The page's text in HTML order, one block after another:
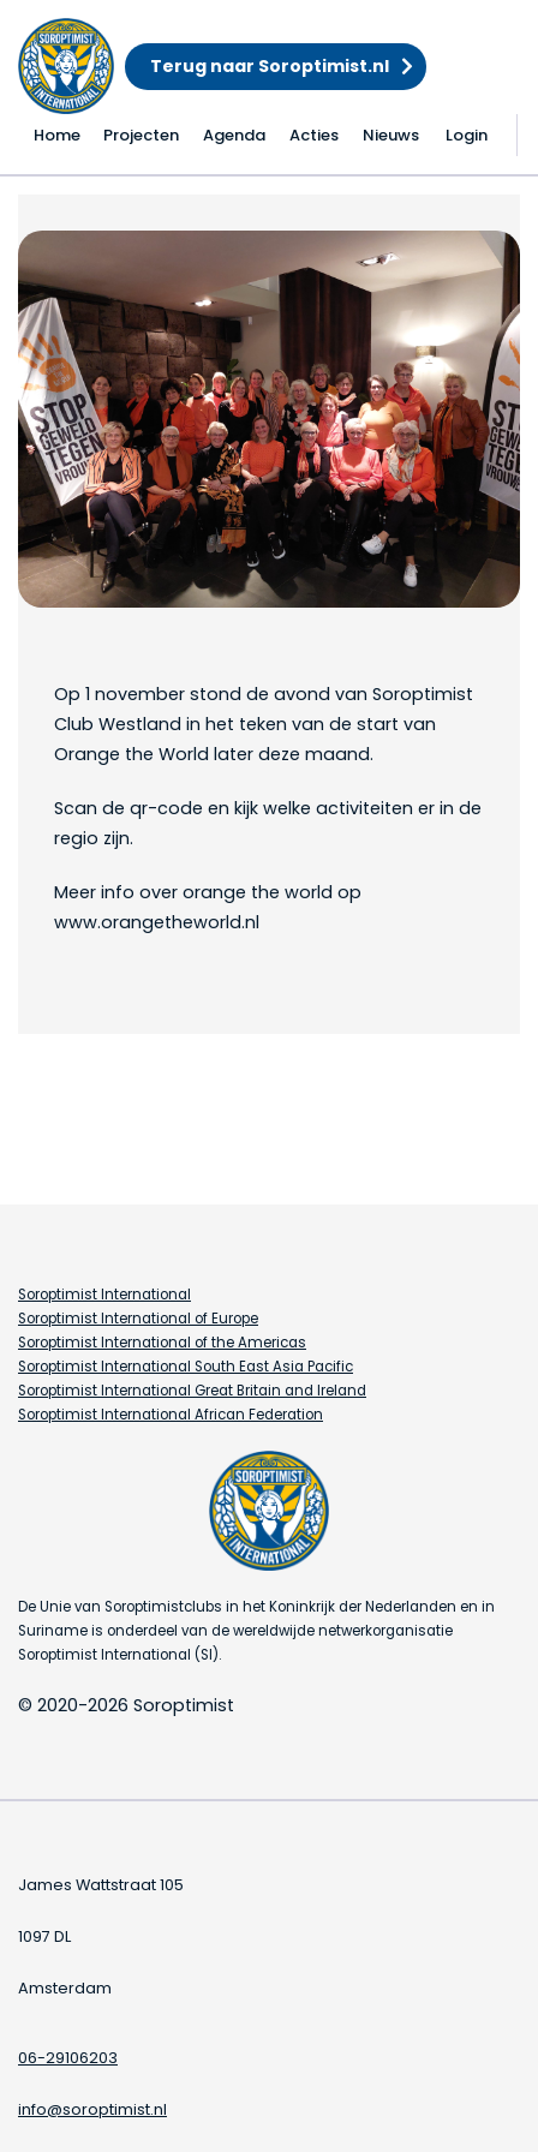
Terug naar Soroptimist.nl
Home Projecten Agenda Acties Nieuws Login
Startsein Orange the
Op 1 november stond de avond van Soroptimist
Club Westland in het teken van de start van
Orange the World later deze maand.
Scan de qr-code en kijk welke activiteiten er in de
regio zijn.
Meer info over orange the world op
www.orangetheworld.nl
Soroptimist International
Soroptimist International of Europe
Soroptimist International of the Americas
Soroptimist International South East Asia Pacific
Soroptimist International Great Britain and Ireland
Soroptimist International African Federation
De Unie van Soroptimistclubs in het Koninkrijk der Nederlanden en in
Suriname is onderdeel van de wereldwijde netwerkorganisatie
Soroptimist International (SI).
© 2020-2026 Soroptimist
James Wattstraat 105
1097 DL
Amsterdam
06-29106203
info@soroptimist.nl